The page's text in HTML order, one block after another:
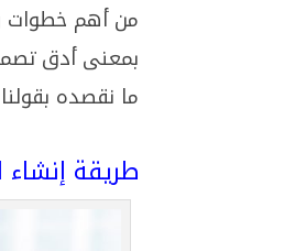
من أهم خطوات و
بمعنى أدق
ما نقصده
طريقة إنشاء